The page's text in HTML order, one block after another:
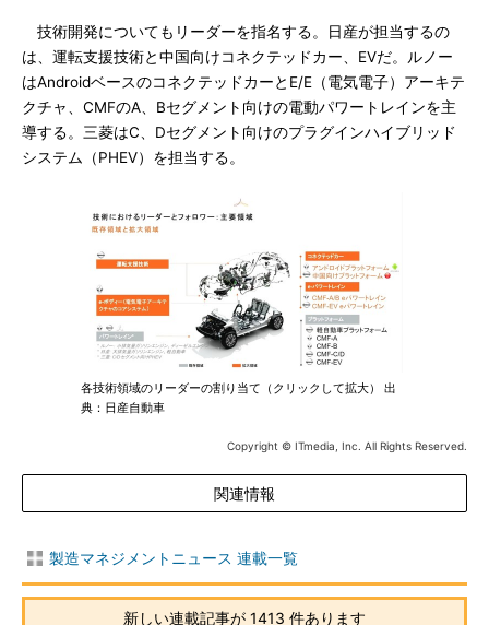
技術開発についてもリーダーを指名する。日産が担当するの
は、運転支援技術と中国向けコネクテッドカー、EVだ。ルノー
はAndroidベースのコネクテッドカーとE/E（電気電子）アーキテ
クチャ、CMFのA、Bセグメント向けの電動パワートレインを主
導する。三菱はC、Dセグメント向けのプラグインハイブリッド
システム（PHEV）を担当する。
各技術領域のリーダーの割り当て（クリックして拡大） 出
典：日産自動車
Copyright © ITmedia, Inc. All Rights Reserved.
関連情報
製造マネジメントニュース 連載一覧
新しい連載記事が 1413 件あります